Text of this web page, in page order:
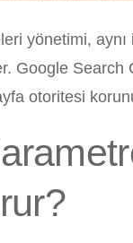
yönetimi,
Google Search
otoritesi